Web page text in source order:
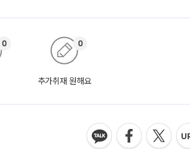
0
추가취재 원해요
0